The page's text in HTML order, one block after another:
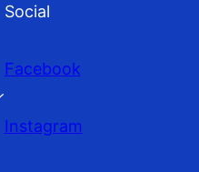
Social
Facebook
Instagram